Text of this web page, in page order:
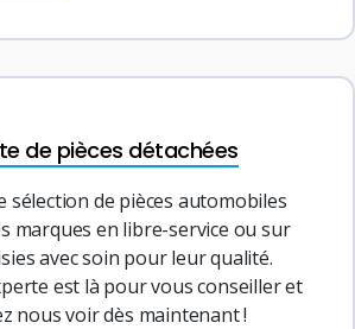
de pièces détachées
sélection de pièces automobiles
marques en libre-service ou sur
avec soin pour leur qualité.
est là pour vous conseiller et
nous voir dès maintenant !